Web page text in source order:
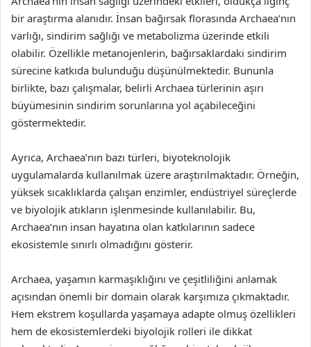
bir araştırma alanıdır. İnsan bağırsak florasında Archaea’nın
varlığı, sindirim sağlığı ve metabolizma üzerinde etkili
olabilir. Özellikle metanojenlerin, bağırsaklardaki sindirim
sürecine katkıda bulunduğu düşünülmektedir. Bununla
birlikte, bazı çalışmalar, belirli Archaea türlerinin aşırı
büyümesinin sindirim sorunlarına yol açabileceğini
göstermektedir.
Ayrıca, Archaea’nın bazı türleri, biyoteknolojik
uygulamalarda kullanılmak üzere araştırılmaktadır. Örneğin,
yüksek sıcaklıklarda çalışan enzimler, endüstriyel süreçlerde
ve biyolojik atıkların işlenmesinde kullanılabilir. Bu,
Archaea’nın insan hayatına olan katkılarının sadece
ekosistemle sınırlı olmadığını gösterir.
Archaea, yaşamın karmaşıklığını ve çeşitliliğini anlamak
açısından önemli bir domain olarak karşımıza çıkmaktadır.
Hem ekstrem koşullarda yaşamaya adapte olmuş özellikleri
hem de ekosistemlerdeki biyolojik rolleri ile dikkat